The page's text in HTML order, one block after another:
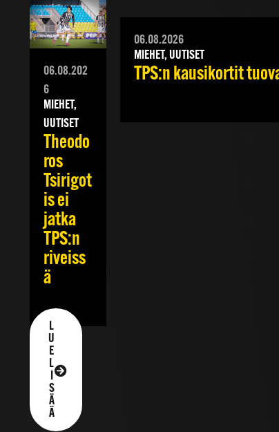
06.08.202
6
MIEHET,
UUTISET
Theodo
ros
Tsirigot
is ei
jatka
TPS:n
riveiss
ä
L
U
E
L
I
S
Ä
Ä
06.08.2026
MIEHET, UUTISET
TPS:n kausikortit